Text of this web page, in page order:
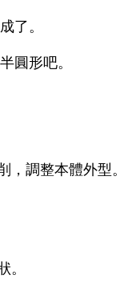
了。
圓形吧。
，調整本體外型。
。